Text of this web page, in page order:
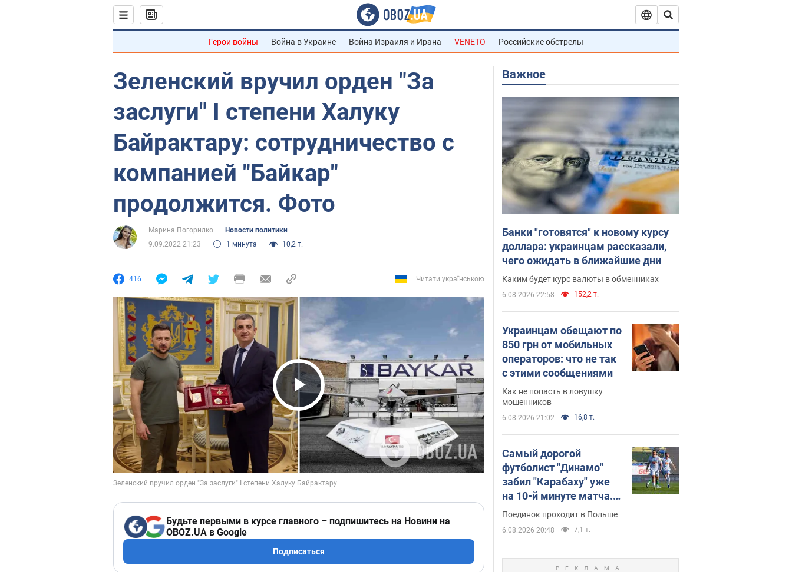
Герои войны Война в Украине Война Израиля и Ирана VENETO Российские обстрелы
Зеленский вручил орден "За
заслуги" I степени Халуку
Байрактару: сотрудничество с
компанией "Байкар"
продолжится. Фото
Марина Погорилко
Новости политики
9.09.2022 21:23
1 минута 10,2 т.
416 Читати українською
Play Video
Будьте первыми в курсе главного – подпишитесь на Новини на
OBOZ.UA в Google
Подписаться
Важное
Банки "готовятся" к новому курсу
доллара: украинцам рассказали,
чего ожидать в ближайшие дни
Каким будет курс валюты в обменниках
6.08.2026 22:58 152,2 т.
Украинцам обещают по
850 грн от мобильных
операторов: что не так
с этими сообщениями
Как не попасть в ловушку
мошенников
6.08.2026 21:02 16,8 т.
Самый дорогой
футболист "Динамо"
забил "Карабаху" уже
на 10-й минуте матча.
Видео
Поединок проходит в Польше
6.08.2026 20:48 7,1 т.